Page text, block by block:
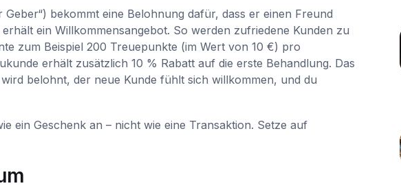
bekommt eine Belohnung dafür, dass er einen Freund
ein Willkommensangebot. So werden zufriedene Kunden zu
zum Beispiel 200 Treuepunkte (im Wert von 10 €) pro
erhält zusätzlich 10 % Rabatt auf die erste Behandlung. Das
belohnt, der neue Kunde fühlt sich willkommen, und du
ein Geschenk an – nicht wie eine Transaktion. Setze auf